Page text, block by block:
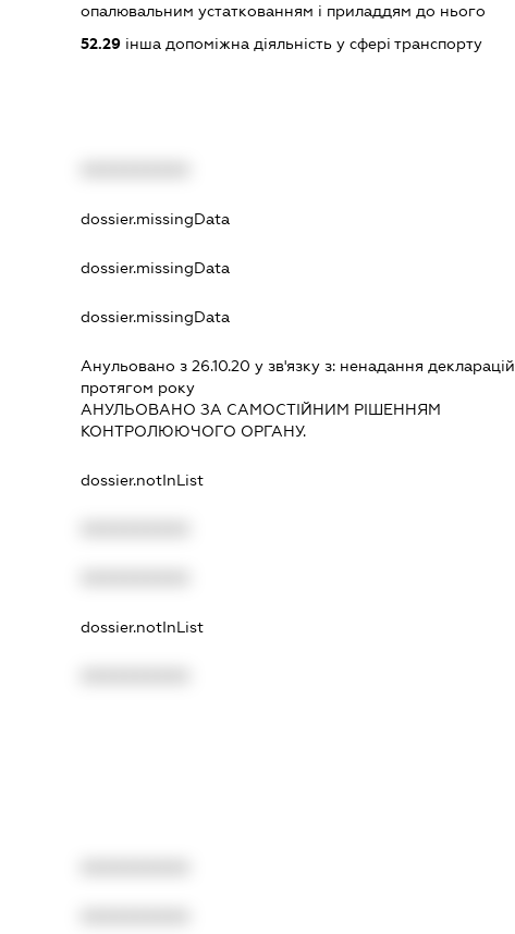
опалювальним устаткованням і приладдям до нього
52.29інша допоміжна діяльність у сфері транспорту
dossier.missingData
dossier.missingData
dossier.missingData
Анульовано з 26.10.20 у зв'язку з: ненадання декларацiй
протягом року
АНУЛЬОВАНО ЗА САМОСТIЙНИМ РIШЕННЯМ
КОНТРОЛЮЮЧОГО ОРГАНУ.
dossier.notInList
dossier.notInList